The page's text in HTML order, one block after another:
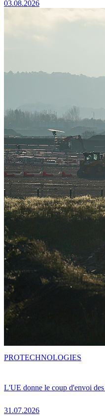
03.08.2026
L'UE donne le coup d'envoi
31.07.2026
PROTECHNOLOGIES